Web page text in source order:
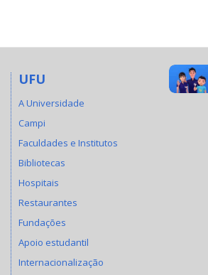
UFU
A Universidade
Campi
Faculdades e Institutos
Bibliotecas
Hospitais
Restaurantes
Fundações
Apoio estudantil
Internacionalização